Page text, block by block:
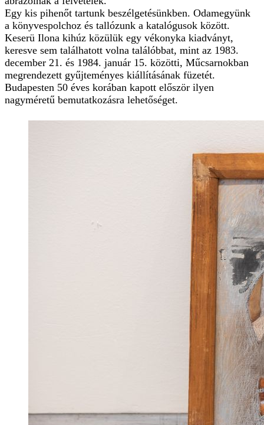
Egy kis pihenőt tartunk beszélgetésünkben. Odamegyünk
a könyvespolchoz és tallózunk a katalógusok között.
Keserü Ilona kihúz közülük egy vékonyka kiadványt,
keresve sem találhatott volna találóbbat, mint az 1983.
december 21. és 1984. január 15. közötti, Műcsarnokban
megrendezett gyűjteményes kiállításának füzetét.
Budapesten 50 éves korában kapott először ilyen
nagyméretű bemutatkozásra lehetőséget.